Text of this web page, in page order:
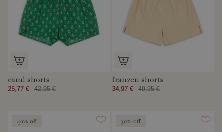
cami shorts
25,77 € 42,95 €
franzen shorts
34,97 € 49,95 €
40% off 30% off